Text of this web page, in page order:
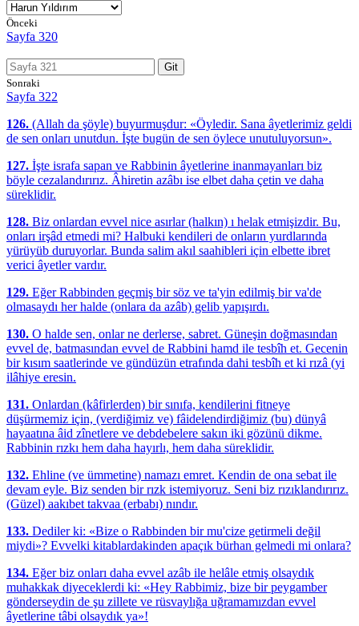
Önceki
Sayfa 320
Git
Sonraki
Sayfa 322
126. (Allah da şöyle) buyurmuşdur: «Öyledir. Sana âyetlerimiz geldi
de sen onları unutdun. İşte bugün de sen öylece unutuluyorsun».
127. İşte israfa sapan ve Rabbinin âyetlerine inanmayanları biz
böyle cezalandırırız. Âhiretin azâbı ise elbet daha çetin ve daha
süreklidir.
128. Biz onlardan evvel nice asırlar (halkın) ı helak etmişizdir. Bu,
onları irşâd etmedi mi? Halbuki kendileri de onların yurdlarında
yürüyüb duruyorlar. Bunda salim akıl saahibleri için elbette ibret
verici âyetler vardır.
129. Eğer Rabbinden geçmiş bir söz ve ta'yin edilmiş bir va'de
olmasaydı her halde (onlara da azâb) gelib yapışırdı.
130. O halde sen, onlar ne derlerse, sabret. Güneşin doğmasından
evvel de, batmasından evvel de Rabbini hamd ile tesbîh et. Gecenin
bir kısım saatlerinde ve gündüzün etrafında dahi tesbîh et ki rızâ (yi
ilâhiye eresin.
131. Onlardan (kâfirlerden) bir sınıfa, kendilerini fitneye
düşürmemiz için, (verdiğimiz ve) fâidelendirdiğimiz (bu) dünyâ
hayaatına âid zînetlere ve debdebelere sakın iki gözünü dikme.
Rabbinin rızkı hem daha hayırlı, hem daha süreklidir.
132. Ehline (ve ümmetine) namazı emret. Kendin de ona sebat ile
devam eyle. Biz senden bir rızk istemiyoruz. Seni biz rızıklandırırız.
(Güzel) aakıbet takvaa (erbabı) nındır.
133. Dediler ki: «Bize o Rabbinden bir mu'cize getirmeli değil
miydi»? Evvelki kitablardakinden apaçık bürhan gelmedi mi onlara?
134. Eğer biz onları daha evvel azâb ile helâle etmiş olsaydık
muhakkak diyeceklerdi ki: «Hey Rabbimiz, bize bir peygamber
gönderseydin de şu zillete ve rüsvaylığa uğramamızdan evvel
âyetlerine tâbi olsaydık ya»!